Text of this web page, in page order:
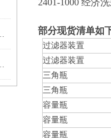
2401-1000 经济
部分现货清单如
过滤器装置
过滤器装置
三角瓶
三角瓶
容量瓶
容量瓶
容量瓶